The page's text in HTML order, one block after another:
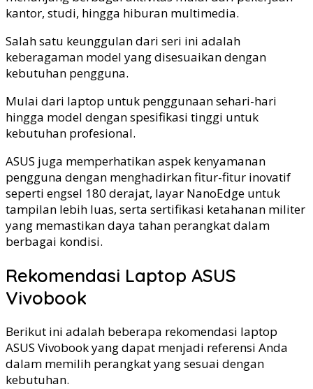
kantor, studi, hingga hiburan multimedia.
Salah satu keunggulan dari seri ini adalah
keberagaman model yang disesuaikan dengan
kebutuhan pengguna.
Mulai dari laptop untuk penggunaan sehari-hari
hingga model dengan spesifikasi tinggi untuk
kebutuhan profesional.
ASUS juga memperhatikan aspek kenyamanan
pengguna dengan menghadirkan fitur-fitur inovatif
seperti engsel 180 derajat, layar NanoEdge untuk
tampilan lebih luas, serta sertifikasi ketahanan militer
yang memastikan daya tahan perangkat dalam
berbagai kondisi.
Rekomendasi Laptop ASUS
Vivobook
Berikut ini adalah beberapa rekomendasi laptop
ASUS Vivobook yang dapat menjadi referensi Anda
dalam memilih perangkat yang sesuai dengan
kebutuhan.